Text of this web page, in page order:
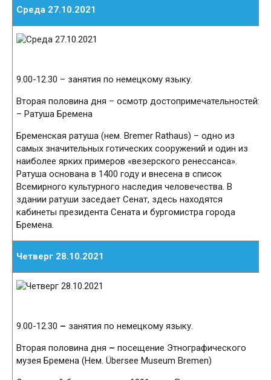
Среда 27.10.2021
9.00-12.30 – занятия по немецкому языку.
Вторая половина дня – осмотр достопримечательностей:
– Ратуша Бремена
Бременская ратуша (нем. Bremer Rathaus) – одно из
самых значительных готических сооружений и один из
наиболее ярких примеров «везерского ренессанса».
Ратуша основана в 1400 году и внесена в список
Всемирного культурного наследия человечества. В
здании ратуши заседает Сенат, здесь находятся
кабинеты президента Сената и бургомистра города
Бремена.
Четверг 28.10.2021
9.00-12.30 – занятия по немецкому языку.
Вторая половина дня – посещение Этнографического
музея Бремена (Нем. Übersee Museum Bremen)